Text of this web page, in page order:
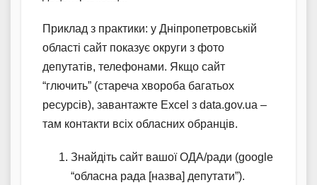
Приклад з практики: у Дніпропетровській
області сайт показує округи з фото
депутатів, телефонами. Якщо сайт
“глючить” (стареча хвороба багатьох
ресурсів), завантажте Excel з data.gov.ua –
там контакти всіх обласних обранців.
Знайдіть сайт вашої ОДА/ради (google
“обласна рада [назва] депутати”).